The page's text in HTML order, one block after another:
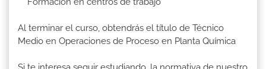
Al terminar el curso, obtendrás el título de Técnico
Medio en Operaciones de Proceso en Planta Química